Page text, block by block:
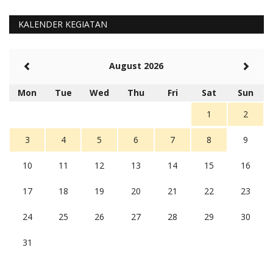
KALENDER KEGIATAN
August 2026
Mon Tue Wed Thu Fri Sat
Sun
1
2
3 4 5 6 7 8 9
10 11 12 13 14 15 16
17 18 19 20 21 22 23
24 25 26 27 28 29 30
31